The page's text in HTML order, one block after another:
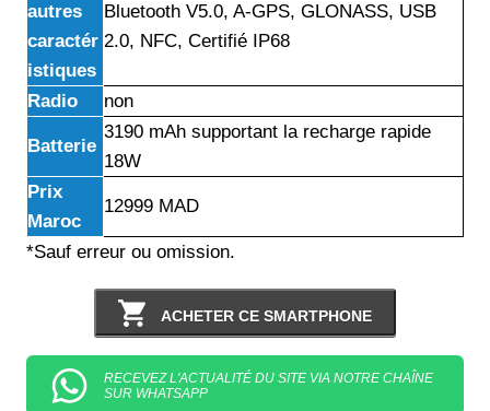
autres
caractér
istiques
Bluetooth V5.0, A-GPS, GLONASS, USB
2.0, NFC, Certifié IP68
Radio non
Batterie
3190 mAh supportant la recharge rapide
18W
Prix
Maroc
12999 MAD
*Sauf erreur ou omission.
ACHETER CE SMARTPHONE
RECEVEZ L'ACTUALITÉ DU SITE VIA NOTRE CHAÎNE
SUR WHATSAPP